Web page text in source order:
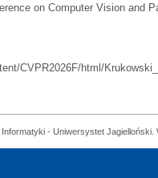
on Computer Vision and
CVPR2026F/html/
- Uniwersystet